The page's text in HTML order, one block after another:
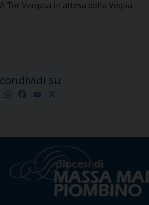
A Tor Vergata in attesa della Veglia
condividi su
WhatsApp
Facebook
Email